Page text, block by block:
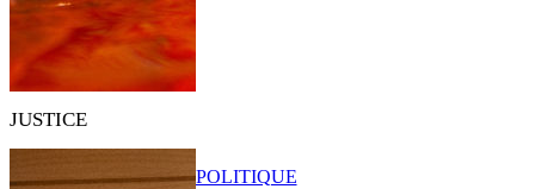
JUSTICE
POLITIQUE